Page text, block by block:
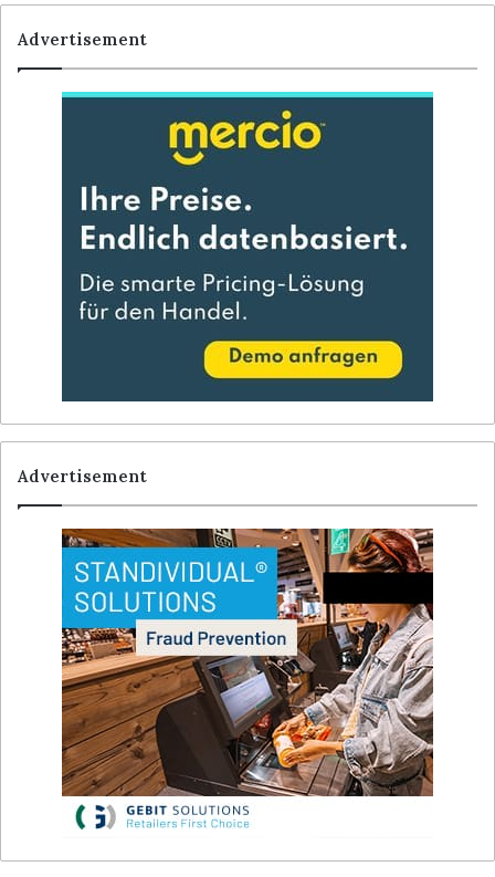
Advertisement
Advertisement